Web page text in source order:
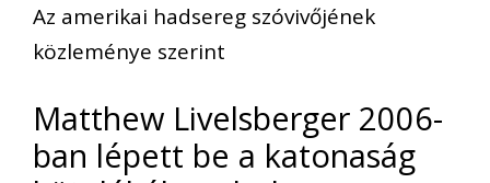
Az amerikai hadsereg szóvivőjének
közleménye szerint
Matthew Livelsberger 2006-
ban lépett be a katonaság